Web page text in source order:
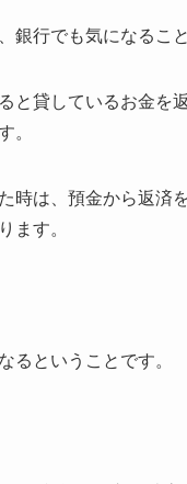
銀行でも気になるこ
と貸しているお金を
。
時は、預金から返済
ます。
るということです。